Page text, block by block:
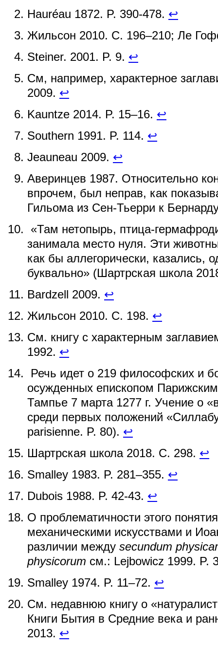
Hauréau 1872. P. 390-478. ↩
Жильсон 2010. С. 196–210; Ле
Steiner. 2001. P. 9. ↩
См, например, характерное
2009. ↩
Kauntze 2014. P. 15–16. ↩
Southern 1991. P. 114. ↩
Jeauneau 2009. ↩
Аверинцев 1987. Относительно
впрочем, был неправ, как
Гильома из Сен-Тьерри к
«Там нетопырь, птица-
занимала место нуля. Эти
как бы аллегорически, казались,
буквально» (Шартрская школа
Bardzell 2009. ↩
Жильсон 2010. С. 198. ↩
См. книгу с характерным
1992. ↩
Речь идет о 219 философских и
осужденных епископом
Тампье 7 марта 1277 г. Учение о
среди первых положений
parisienne. P. 80). ↩
Шартрская школа 2018. С. 298. ↩
Smalley 1983. P. 281–355. ↩
Dubois 1988. P. 42-43. ↩
О проблематичности этого
механическими искусствами и
различии между secundum
physicorum см.: Lejbowicz 1999. P.
Smalley 1974. P. 11–72. ↩
См. недавнюю книгу о
Книги Бытия в Средние века и
2013. ↩